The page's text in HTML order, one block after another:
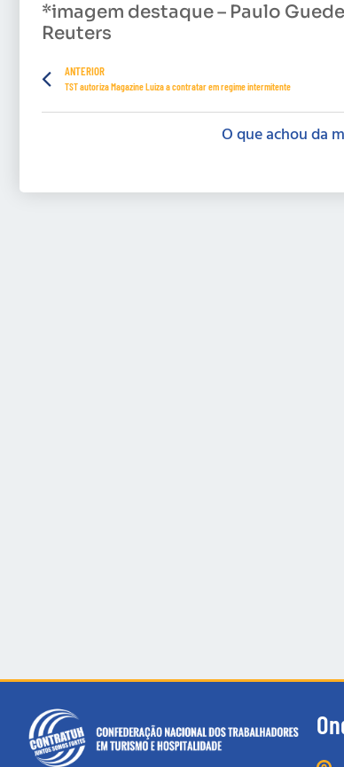
*imagem destaque – Paulo
Reuters
ANTERIOR
TST autoriza Magazine Luiza a contratar em regime intermitente
O que achou da